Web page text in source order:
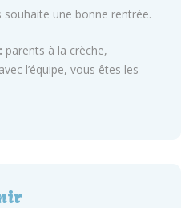
souhaite une bonne rentrée.
parents à la crèche,
l’équipe, vous êtes les